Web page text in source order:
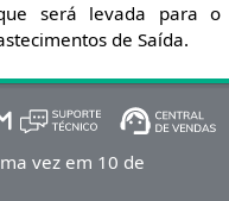
será levada para o
de Saída.
vez em 10 de